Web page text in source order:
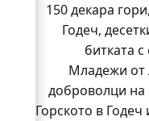
150 декара
Годеч,
битката
Полицията
Възможни са
150 декара
Годеч,
битката
Младежи от
доброволци
Горското в